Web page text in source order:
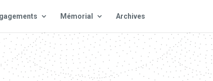
Mémorial Archives